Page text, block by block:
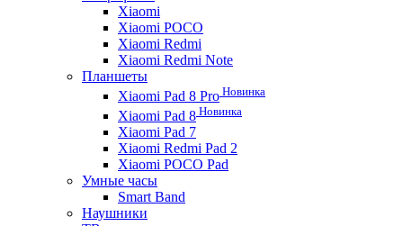
Xiaomi
Xiaomi POCO
Xiaomi Redmi
Xiaomi Redmi Note
Планшеты
Xiaomi Pad 8 Pro Новинка
Xiaomi Pad 8 Новинка
Xiaomi Pad 7
Xiaomi Redmi Pad 2
Xiaomi POCO Pad
Умные часы
Smart Band
Наушники